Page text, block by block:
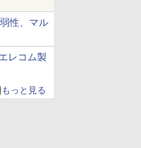
性、マル
レコム製
もっと見る